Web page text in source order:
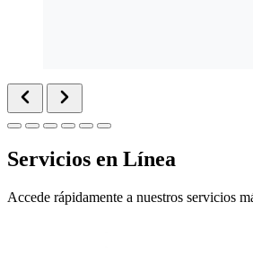
Servicios en Línea
Accede rápidamente a nuestros servicios